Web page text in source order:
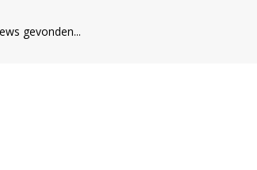
gevonden...